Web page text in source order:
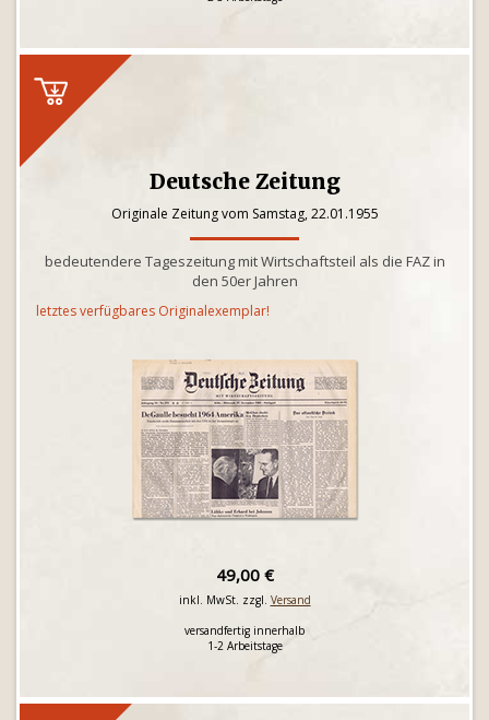
Deutsche Zeitung
Originale Zeitung vom Samstag, 22.01.1955
bedeutendere Tageszeitung mit Wirtschaftsteil als die FAZ in
den 50er Jahren
letztes verfügbares Originalexemplar!
49,00 €
inkl. MwSt. zzgl. Versand
versandfertig innerhalb
1-2 Arbeitstage